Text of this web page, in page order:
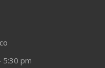
5:30 pm